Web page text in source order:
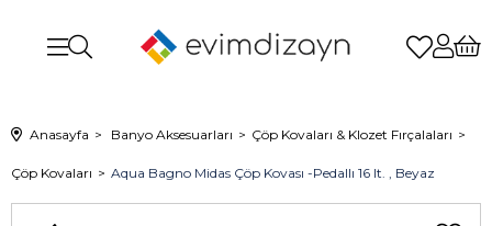
Anasayfa Banyo Aksesuarları Çöp Kovaları & Klozet Fırçalaları
Çöp Kovaları Aqua Bagno Midas Çöp Kovası -Pedallı 16 lt. , Beyaz